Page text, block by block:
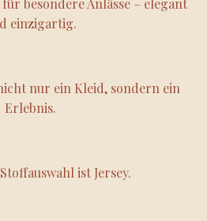
besondere Anlässe – elegant
einzigartig.
nur ein Kleid, sondern ein
Erlebnis.
ist Jersey.